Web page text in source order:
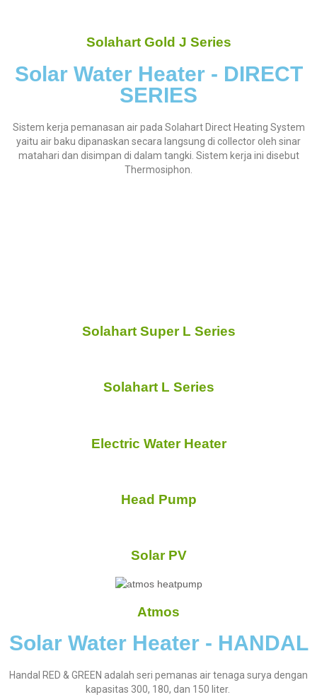
Solahart Gold J Series
Solar Water Heater - DIRECT
SERIES
Sistem kerja pemanasan air pada Solahart Direct Heating System
yaitu air baku dipanaskan secara langsung di collector oleh sinar
matahari dan disimpan di dalam tangki. Sistem kerja ini disebut
Thermosiphon.
Solahart Super L Series
Solahart L Series
Electric Water Heater
Head Pump
Solar PV
Atmos
Solar Water Heater - HANDAL
Handal RED & GREEN adalah seri pemanas air tenaga surya dengan
kapasitas 300, 180, dan 150 liter.